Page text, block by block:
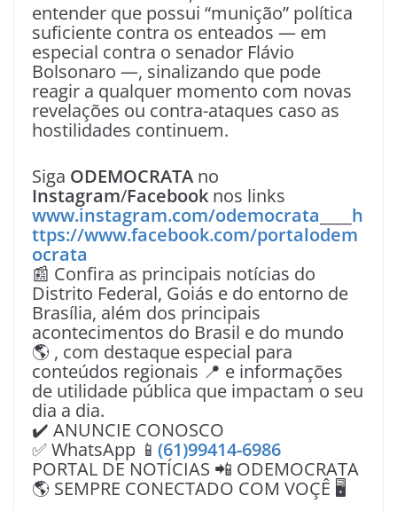
entender que possui “munição” política
suficiente contra os enteados — em
especial contra o senador Flávio
Bolsonaro —, sinalizando que pode
reagir a qualquer momento com novas
revelações ou contra-ataques caso as
hostilidades continuem.
Siga ODEMOCRATA no
Instagram/Facebook nos links
www.instagram.com/odemocrata
h
ttps://www.facebook.com/portalodem
ocrata
📰 Confira as principais notícias do
Distrito Federal, Goiás e do entorno de
Brasília, além dos principais
acontecimentos do Brasil e do mundo
🌎 , com destaque especial para
conteúdos regionais 📍 e informações
de utilidade pública que impactam o seu
dia a dia.
✔️ ANUNCIE CONOSCO
✅ WhatsApp 📱 (61)99414-6986
PORTAL DE NOTÍCIAS 📲 ODEMOCRATA
🌎 SEMPRE CONECTADO COM VOÇÊ 🖥️